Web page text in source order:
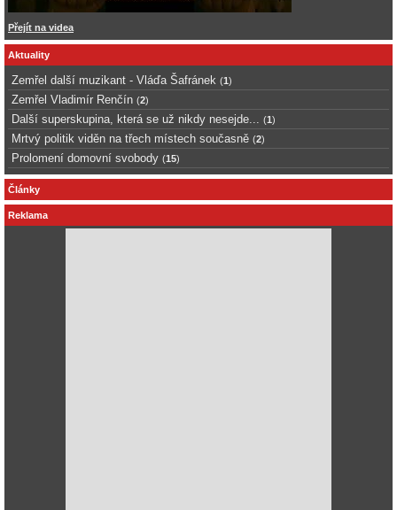
Přejít na videa
Aktuality
Zemřel další muzikant - Vláďa Šafránek (1)
Zemřel Vladimír Renčín (2)
Další superskupina, která se už nikdy nesejde... (1)
Mrtvý politik viděn na třech místech současně (2)
Prolomení domovní svobody (15)
Články
Reklama